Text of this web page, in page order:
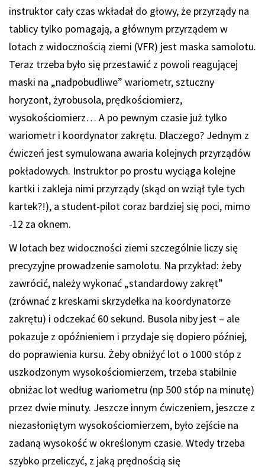
instruktor cały czas wkładał do głowy, że przyrządy na
tablicy tylko pomagają, a głównym przyrządem w
lotach z widocznością ziemi (VFR) jest maska samolotu.
Teraz trzeba było się przestawić z powoli reagującej
maski na „nadpobudliwe” wariometr, sztuczny
horyzont, żyrobusola, prędkościomierz,
wysokościomierz… A po pewnym czasie już tylko
wariometr i koordynator zakrętu. Dlaczego? Jednym z
ćwiczeń jest symulowana awaria kolejnych przyrządów
pokładowych. Instruktor po prostu wyciąga kolejne
kartki i zakleja nimi przyrządy (skąd on wziął tyle tych
kartek?!), a student-pilot coraz bardziej się poci, mimo
-12 za oknem.
W lotach bez widoczności ziemi szczególnie liczy się
precyzyjne prowadzenie samolotu. Na przykład: żeby
zawrócić, należy wykonać „standardowy zakręt”
(zrównać z kreskami skrzydełka na koordynatorze
zakrętu) i odczekać 60 sekund. Busola niby jest – ale
pokazuje z opóźnieniem i przydaje się dopiero później,
do poprawienia kursu. Żeby obniżyć lot o 1000 stóp z
uszkodzonym wysokościomierzem, trzeba stabilnie
obniżac lot według wariometru (np 500 stóp na minutę)
przez dwie minuty. Jeszcze innym ćwiczeniem, jeszcze z
niezasłoniętym wysokościomierzem, było zejście na
zadaną wysokość w określonym czasie. Wtedy trzeba
szybko przeliczyć, z jaką prędnością się